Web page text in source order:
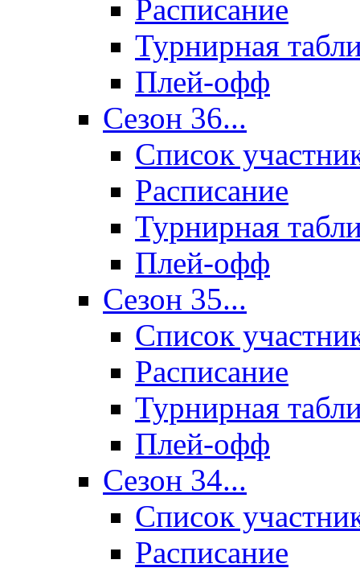
Расписание
Турнирная
Плей-офф
Сезон 36...
Список
Расписание
Турнирная
Плей-офф
Сезон 35...
Список
Расписание
Турнирная
Плей-офф
Сезон 34...
Список
Расписание